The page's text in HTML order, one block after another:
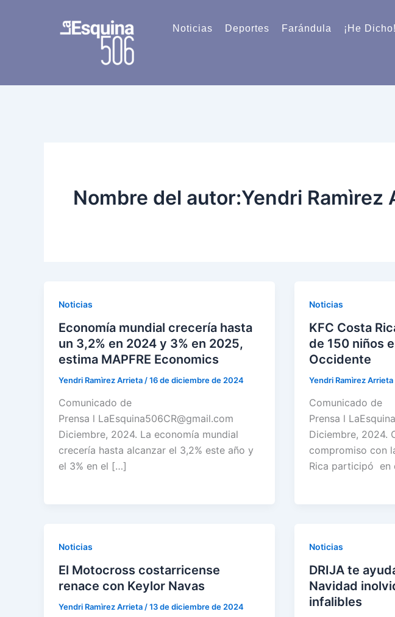
Noticias Deportes Farándula ¡He Dicho!
Nombre del autor:Yendri Ramìrez
Noticias
Economía mundial crecería hasta
un 3,2% en 2024 y 3% en 2025,
estima MAPFRE Economics
Yendri Ramìrez Arrieta /16 de diciembre de 2024
Comunicado de
Prensa l LaEsquina506CR@gmail.com
Diciembre, 2024. La economía mundial
crecería hasta alcanzar el 3,2% este año y
el 3% en el […]
Noticias
KFC Costa
de 150 niños
Occidente
Yendri Ramìrez Arrieta
Comunicado de
Prensa l
Diciembre, 2024.
compromiso con
Rica participó en
Noticias
El Motocross costarricense
renace con Keylor Navas
Yendri Ramìrez Arrieta /13 de diciembre de 2024
Noticias
DRIJA te
Navidad
infalibles